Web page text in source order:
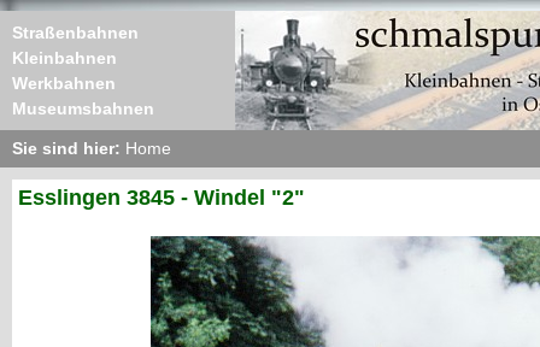
Straßenbahnen
Kleinbahnen
Werkbahnen
Museumsbahnen
Sie sind hier: Home
Esslingen 3845 - Windel "2"